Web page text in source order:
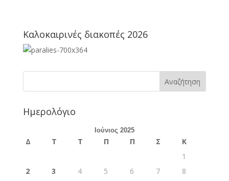
Καλοκαιρινές διακοπές 2026
Ημερολόγιο
Ιούνιος 2025
Δ Τ Τ Π Π Σ
Κ
1
2
3 4 5 6 7
8